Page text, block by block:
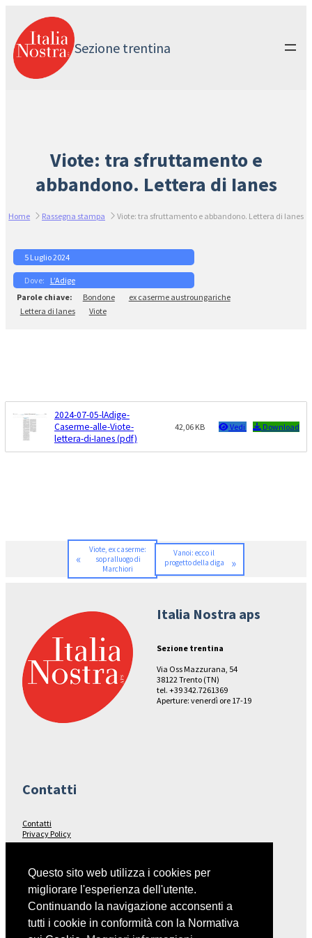
contenuto
Sezione trentina
Viote: tra sfruttamento e
abbandono. Lettera di Ianes
Home Rassegna stampa Viote: tra sfruttamento e abbandono. Lettera di Ianes
5 Luglio 2024
L’Adige
Bondone
ex caserme austroungariche
Lettera di Ianes
Viote
2024-07-05-lAdige-
Caserme-alle-Viote-
lettera-di-Ianes (pdf)
42,06 KB Vedi Download
«
Viote, ex caserme:
sopralluogo di
Marchiori
Vanoi: ecco il
progetto della diga
»
Italia Nostra aps
Sezione trentina
Via Oss Mazzurana, 54
38122 Trento (TN)
tel. +39 342.7261369
Aperture: venerdì ore 17-19
Contatti
Contatti
Privacy Policy
Seguici su…
Facebook
Questo sito web utilizza i cookies per
migliorare l'esperienza dell'utente.
Continuando la navigazione acconsenti a
tutti i cookie in conformità con la Normativa